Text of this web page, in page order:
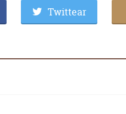
Twittear